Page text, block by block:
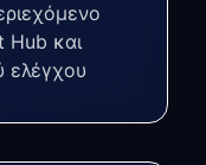
Hub και
ελέγχου